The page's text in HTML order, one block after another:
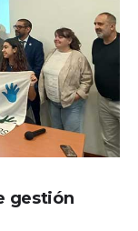
gestión